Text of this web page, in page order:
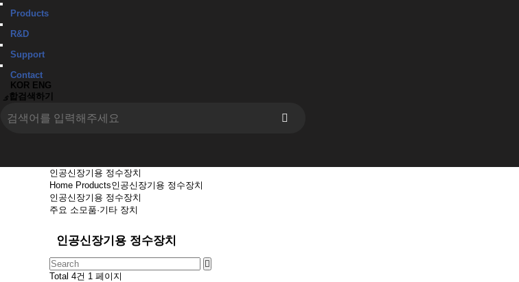
Products
R&D
Support
Contact
KOR ENG
통합검색하기
인공신장기용 정수장치
Home Products인공신장기용 정수장치
인공신장기용 정수장치
주요 소모품·기타 장치
인공신장기용 정수장치
Total 4건 1 페이지